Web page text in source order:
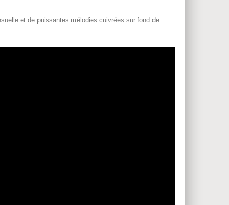
et de puissantes mélodies cuivrées sur fond de